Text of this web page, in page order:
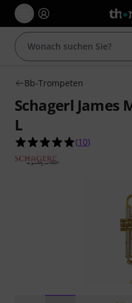
Bb-Trompeten
Schagerl James
L
4.9 von 5
(10)